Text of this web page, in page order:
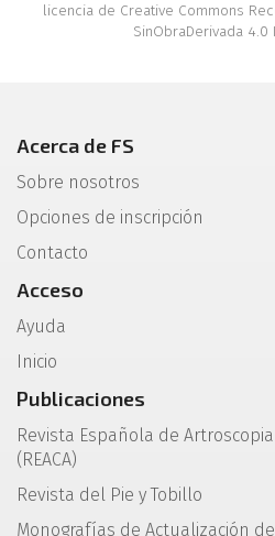
licencia de Creative Commons
SinObraDerivada 4.0
Acerca de FS
Sobre nosotros
Opciones de inscripción
Contacto
Acceso
Ayuda
Inicio
Publicaciones
Revista Española de
(REACA)
Revista del Pie y Tobillo
Monografías de Actualización de